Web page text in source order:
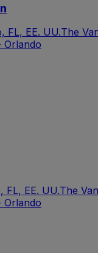
FL, EE. UU.The
Orlando
FL, EE. UU.The
Orlando